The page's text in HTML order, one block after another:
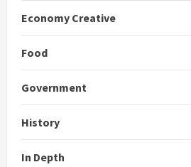
Economy Creative
Food
Government
History
In Depth